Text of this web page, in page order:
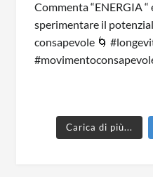
Carica di più...